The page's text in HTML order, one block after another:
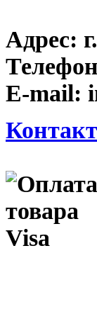
Адрес:
E-mail: